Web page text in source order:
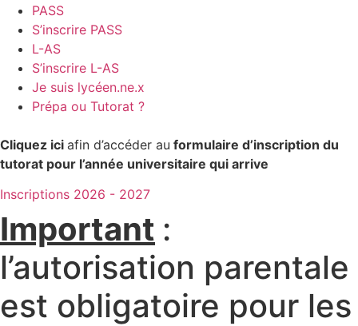
PASS
S’inscrire PASS
L-AS
S’inscrire L-AS
Je suis lycéen.ne.x
Prépa ou Tutorat ?
Cliquez ici afin d’accéder au formulaire d’inscription du
tutorat pour l’année universitaire qui arrive
Inscriptions 2026 - 2027
Important :
l’autorisation parentale
est obligatoire pour les